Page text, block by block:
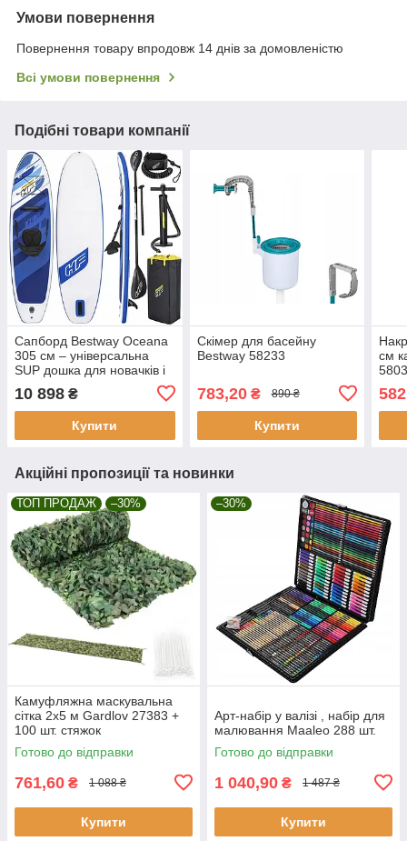
Умови повернення
Повернення товару впродовж 14 днів за домовленістю
Всі умови повернення
Подібні товари компанії
Сапборд Bestway Oceana
305 см – універсальна
SUP дошка для новачків і
10 898 ₴
Купити
Скімер для басейну
Bestway 58233
783,20₴ 890 ₴
Купити
см
Акційні пропозиції та новинки
ТОП ПРОДАЖ –30%
Камуфляжна маскувальна
сітка 2x5 м Gardlov 27383 +
100 шт. стяжок
Готово до відправки
761,60 ₴ 1 088 ₴
Купити
–30%
Арт-набір у валізі , набір для
малювання Maaleo 288 шт.
Готово до відправки
1 040,90 ₴ 1 487 ₴
Купити